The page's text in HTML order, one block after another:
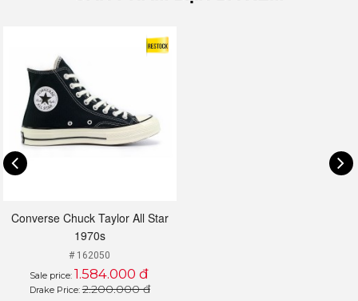
Những điểm cộng trên đôi giày Converse Chuck
Taylor All Star 1970s
Vẫn giữ nguyên thiết kế giày đặc trưng của đế chế
Converse, Chuck Taylor 1970s mang trong mình một
dấu ấn của thời trang cố điển. Với những chi tiết giày
đảm bảo đúng chất vintage, đồng thời tạo được chất
lượng tốt hơn cho người mang. Trong đó, những điểm
Phần đế giày có màu ngà hơn so với các thiết kế
chế bám bẩn và dễ dàng vệ sinh.
Lớp vải Canvas phần thân giày được dệt dày hơn,
Converse Chuck Taylor All Star
1970s
# 162050
Sale price: 1.584.000 đ
Drake Price:2.200.000 đ